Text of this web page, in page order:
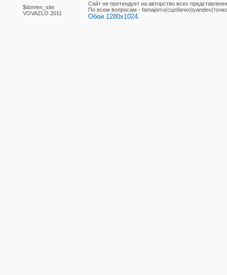
$domen_site
VOVAZLO 2011
Сайт не претендует на авторство всех
По вcем вопросам -
Обои 1280x1024.